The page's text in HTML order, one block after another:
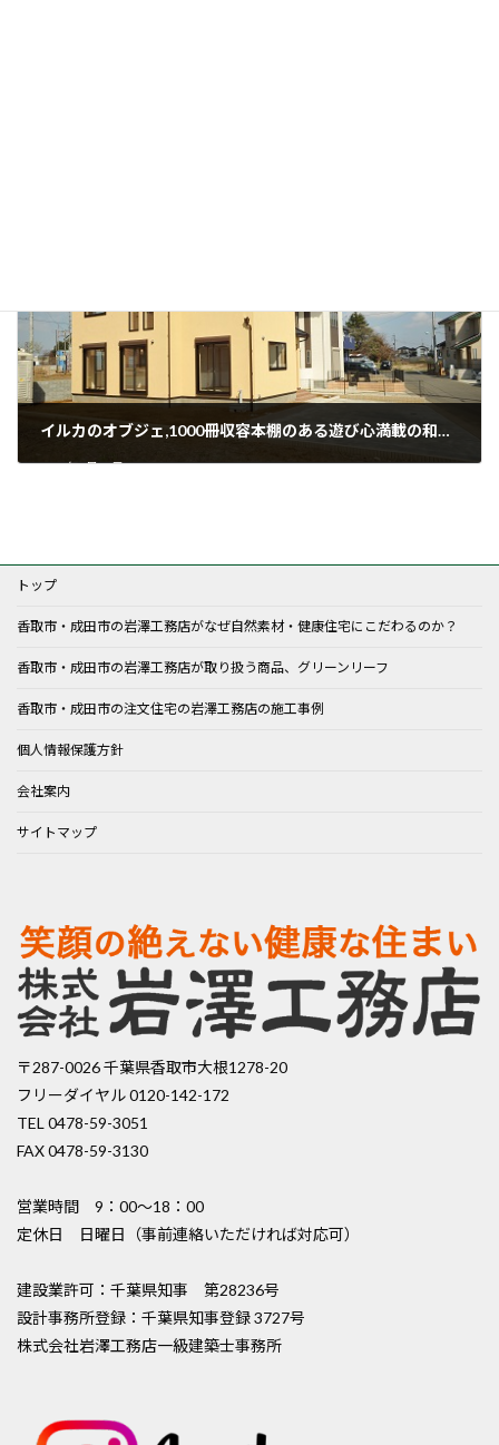
イルカのオブジェ,1000冊収容本棚のある遊び心満載の和モダンスタイル
2016年3月10日
トップ
香取市・成田市の岩澤工務店がなぜ自然素材・健康住宅にこだわるのか？
香取市・成田市の岩澤工務店が取り扱う商品、グリーンリーフ
香取市・成田市の注文住宅の岩澤工務店の施工事例
個人情報保護方針
会社案内
サイトマップ
〒287-0026 千葉県香取市大根1278-20
フリーダイヤル 0120-142-172
TEL 0478-59-3051
FAX 0478-59-3130
営業時間 9：00〜18：00
定休日 日曜日（事前連絡いただければ対応可）
建設業許可：千葉県知事 第28236号
設計事務所登録：千葉県知事登録 3727号
株式会社岩澤工務店一級建築士事務所